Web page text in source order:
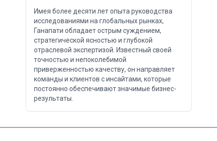
Имея более десяти лет опыта руководства
исследованиями на глобальных рынках,
Ганапати обладает острым суждением,
стратегической ясностью и глубокой
отраслевой экспертизой. Известный своей
точностью и непоколебимой
приверженностью качеству, он направляет
команды и клиентов с инсайтами, которые
постоянно обеспечивают значимые бизнес-
результаты.